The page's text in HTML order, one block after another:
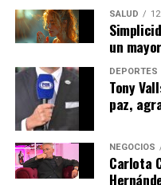
El futuro de la seguridad
dependerá de la
a los desafíos actuales.
tecnologías agrícolas
precisión y los cultivos
mejorar la
agrícola.
Además, la promoción
puede ayudar a reducir
SALUD
un
DEPORTES
Tony
paz,
NEGOCIOS
Carlota